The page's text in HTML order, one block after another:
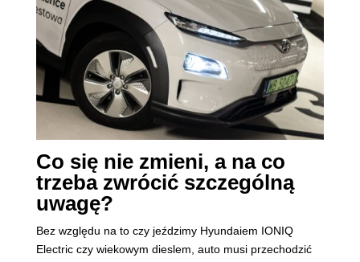
Co się nie zmieni, a na co
trzeba zwrócić szczególną
uwagę?
Bez względu na to czy jeździmy Hyundaiem IONIQ
Electric czy wiekowym dieslem, auto musi przechodzić